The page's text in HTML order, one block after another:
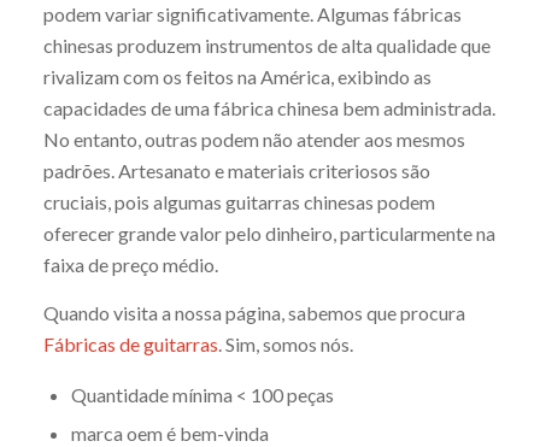
podem variar significativamente. Algumas fábricas
chinesas produzem instrumentos de alta qualidade que
rivalizam com os feitos na América, exibindo as
capacidades de uma fábrica chinesa bem administrada.
No entanto, outras podem não atender aos mesmos
padrões. Artesanato e materiais criteriosos são
cruciais, pois algumas guitarras chinesas podem
oferecer grande valor pelo dinheiro, particularmente na
faixa de preço médio.
Quando visita a nossa página, sabemos que procura
Fábricas de guitarras . Sim, somos nós.
Quantidade mínima < 100 peças
marca oem é bem-vinda